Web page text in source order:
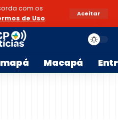
com os
de Uso.
Aceitar
Macapá